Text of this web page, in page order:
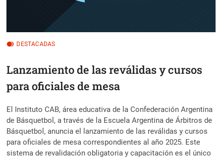
DESTACADAS
Lanzamiento de las reválidas y cursos
para oficiales de mesa
El Instituto CAB, área educativa de la Confederación Argentina
de Básquetbol, a través de la Escuela Argentina de Árbitros de
Básquetbol, anuncia el lanzamiento de las reválidas y cursos
para oficiales de mesa correspondientes al año 2025. Este
sistema de revalidación obligatoria y capacitación es el único